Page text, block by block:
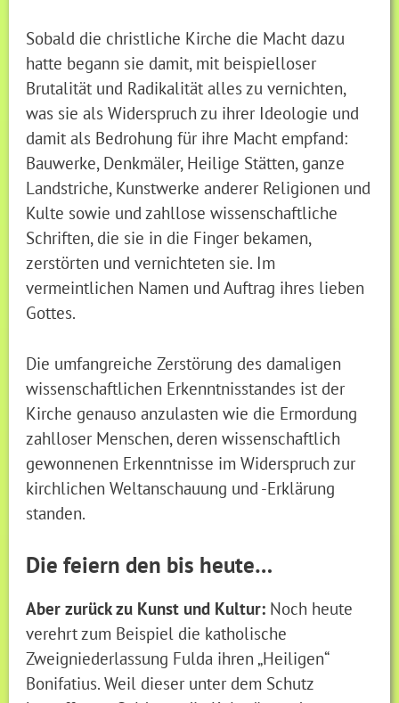
Sobald die christliche Kirche die Macht dazu
hatte begann sie damit, mit beispielloser
Brutalität und Radikalität alles zu vernichten,
was sie als Widerspruch zu ihrer Ideologie und
damit als Bedrohung für ihre Macht empfand:
Bauwerke, Denkmäler, Heilige Stätten, ganze
Landstriche, Kunstwerke anderer Religionen und
Kulte sowie und zahllose wissenschaftliche
Schriften, die sie in die Finger bekamen,
zerstörten und vernichteten sie. Im
vermeintlichen Namen und Auftrag ihres lieben
Gottes.
Die umfangreiche Zerstörung des damaligen
wissenschaftlichen Erkenntnisstandes ist der
Kirche genauso anzulasten wie die Ermordung
zahlloser Menschen, deren wissenschaftlich
gewonnenen Erkenntnisse im Widerspruch zur
kirchlichen Weltanschauung und -Erklärung
standen.
Die feiern den bis heute…
Aber zurück zu Kunst und Kultur: Noch heute
verehrt zum Beispiel die katholische
Zweigniederlassung Fulda ihren „Heiligen“
Bonifatius. Weil dieser unter dem Schutz